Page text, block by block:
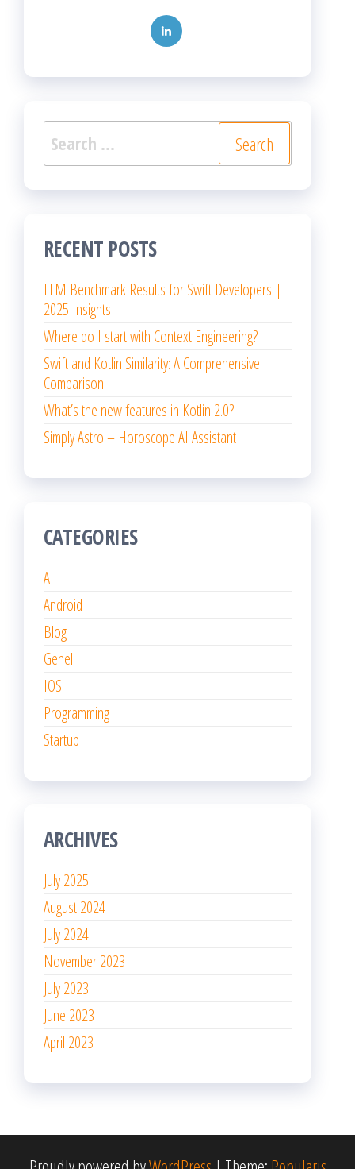
Search
for:
RECENT POSTS
LLM Benchmark Results for Swift Developers |
2025 Insights
Where do I start with Context Engineering?
Swift and Kotlin Similarity: A Comprehensive
Comparison
What’s the new features in Kotlin 2.0?
Simply Astro – Horoscope AI Assistant
CATEGORIES
AI
Android
Blog
Genel
IOS
Programming
Startup
ARCHIVES
July 2025
August 2024
July 2024
November 2023
July 2023
June 2023
April 2023